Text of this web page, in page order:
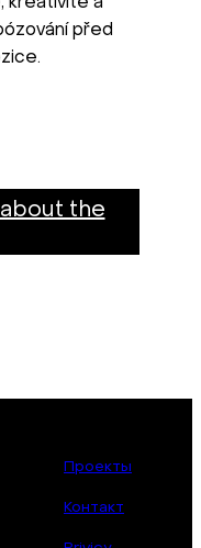
před
the
Проекты
Контакт